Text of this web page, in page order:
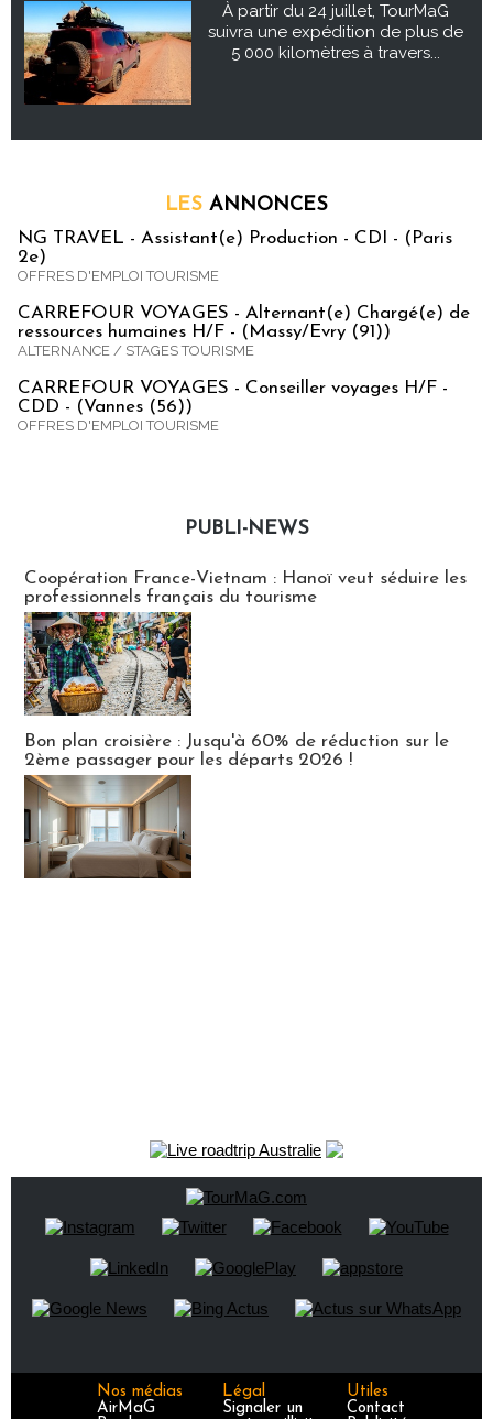
À partir du 24 juillet, TourMaG
suivra une expédition de plus de
5 000 kilomètres à travers...
LES ANNONCES
NG TRAVEL - Assistant(e) Production - CDI - (Paris
2e)
OFFRES D'EMPLOI TOURISME
CARREFOUR VOYAGES - Alternant(e) Chargé(e) de
ressources humaines H/F - (Massy/Evry (91))
ALTERNANCE / STAGES TOURISME
CARREFOUR VOYAGES - Conseiller voyages H/F -
CDD - (Vannes (56))
OFFRES D'EMPLOI TOURISME
PUBLI-NEWS
Coopération France-Vietnam : Hanoï veut séduire les
professionnels français du tourisme
Bon plan croisière : Jusqu'à 60% de réduction sur le
2ème passager pour les départs 2026 !
Nos médias
AirMaG
Légal
Signaler un
Utiles
Contact